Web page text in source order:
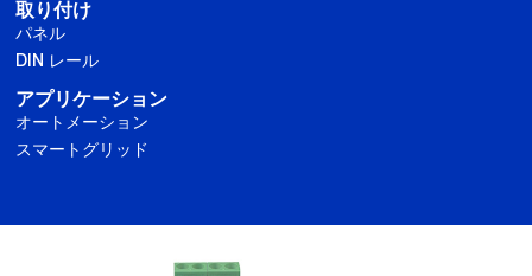
取り付け
パネル
DIN レール
アプリケーション
オートメーション
スマートグリッド